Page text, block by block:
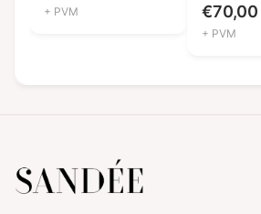
+ PVM €70,00
+ PVM